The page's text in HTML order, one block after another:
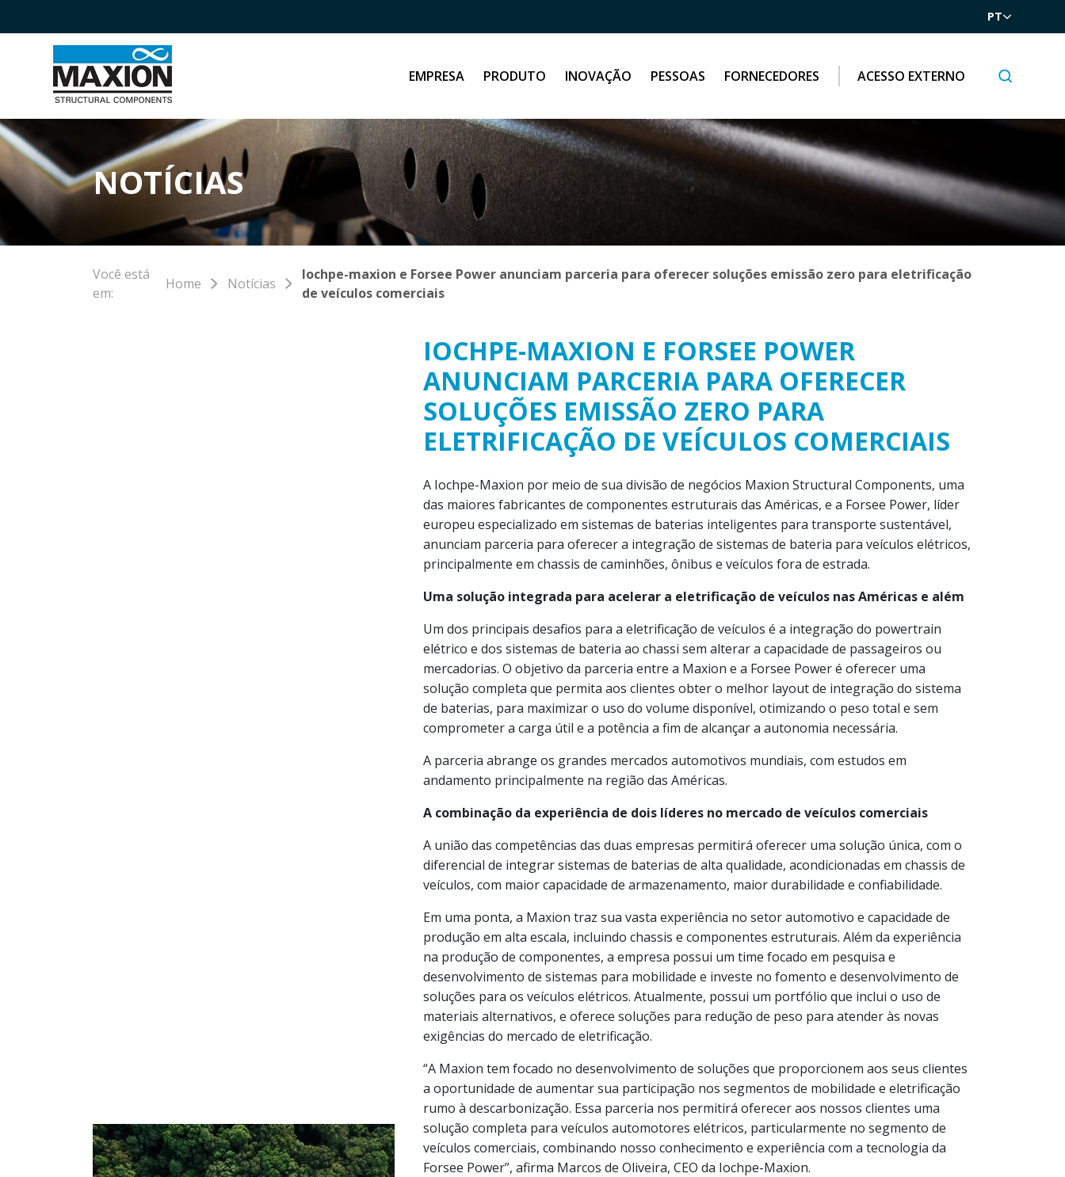
PT
EMPRESA PRODUTO INOVAÇÃO PESSOAS FORNECEDORES ACESSO EXTERNO
NOTÍCIAS
Você está
em:
Home Notícias
Iochpe-maxion e Forsee Power anunciam parceria para oferecer soluções emissão zero para eletrificação
de veículos comerciais
IOCHPE-MAXION E FORSEE POWER
ANUNCIAM PARCERIA PARA OFERECER
SOLUÇÕES EMISSÃO ZERO PARA
ELETRIFICAÇÃO DE VEÍCULOS COMERCIAIS
A Iochpe-Maxion por meio de sua divisão de negócios Maxion Structural Components, uma
das maiores fabricantes de componentes estruturais das Américas, e a Forsee Power, líder
europeu especializado em sistemas de baterias inteligentes para transporte sustentável,
anunciam parceria para oferecer a integração de sistemas de bateria para veículos elétricos,
principalmente em chassis de caminhões, ônibus e veículos fora de estrada.
Uma solução integrada para acelerar a eletrificação de veículos nas Américas e além
Um dos principais desafios para a eletrificação de veículos é a integração do powertrain
elétrico e dos sistemas de bateria ao chassi sem alterar a capacidade de passageiros ou
mercadorias. O objetivo da parceria entre a Maxion e a Forsee Power é oferecer uma
solução completa que permita aos clientes obter o melhor layout de integração do sistema
de baterias, para maximizar o uso do volume disponível, otimizando o peso total e sem
comprometer a carga útil e a potência a fim de alcançar a autonomia necessária.
A parceria abrange os grandes mercados automotivos mundiais, com estudos em
andamento principalmente na região das Américas.
A combinação da experiência de dois líderes no mercado de veículos comerciais
A união das competências das duas empresas permitirá oferecer uma solução única, com o
diferencial de integrar sistemas de baterias de alta qualidade, acondicionadas em chassis de
veículos, com maior capacidade de armazenamento, maior durabilidade e confiabilidade.
Em uma ponta, a Maxion traz sua vasta experiência no setor automotivo e capacidade de
produção em alta escala, incluindo chassis e componentes estruturais. Além da experiência
na produção de componentes, a empresa possui um time focado em pesquisa e
desenvolvimento de sistemas para mobilidade e investe no fomento e desenvolvimento de
soluções para os veículos elétricos. Atualmente, possui um portfólio que inclui o uso de
materiais alternativos, e oferece soluções para redução de peso para atender às novas
exigências do mercado de eletrificação.
“A Maxion tem focado no desenvolvimento de soluções que proporcionem aos seus clientes
a oportunidade de aumentar sua participação nos segmentos de mobilidade e eletrificação
rumo à descarbonização. Essa parceria nos permitirá oferecer aos nossos clientes uma
solução completa para veículos automotores elétricos, particularmente no segmento de
veículos comerciais, combinando nosso conhecimento e experiência com a tecnologia da
Forsee Power”, afirma Marcos de Oliveira, CEO da Iochpe-Maxion.